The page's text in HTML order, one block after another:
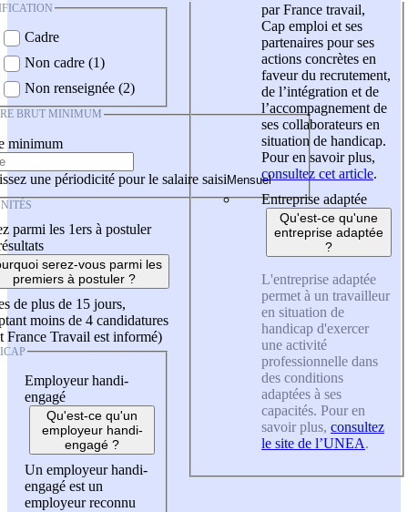
Cadre
Non cadre (1)
Non renseignée (2)
BRUT MINIMUM
minimum
une périodicité pour le salaire saisi
parmi les 1ers à postuler
serez-vous parmi les
premiers à postuler ?
de plus de 15 jours,
moins de 4 candidatures
France Travail est informé)
Employeur handi-
engagé
Qu'est-ce qu'un
employeur handi-
engagé ?
Un employeur handi-
engagé est un
employeur reconnu
par France travail,
Cap emploi et ses
partenaires pour ses
actions concrètes en
faveur du recrutement,
de l’intégration et de
l’accompagnement de
ses collaborateurs en
situation de handicap.
Pour en savoir plus,
consultez cet article.
Entreprise adaptée
Qu'est-ce qu'une
entreprise adaptée
?
L'entreprise adaptée
permet à un travailleur
en situation de
handicap d'exercer
une activité
professionnelle dans
des conditions
adaptées à ses
capacités. Pour en
savoir plus, consultez
le site de l’UNEA.